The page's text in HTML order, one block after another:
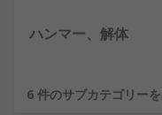
Stanley Wera、
ハンマー、解体
6 件のサブカテゴリー